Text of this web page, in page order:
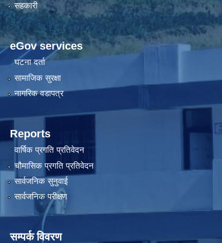
सहकारी
eGov services
घटना दर्ता
सामाजिक सुरक्षा
नागरिक वडापत्र
Reports
वार्षिक प्रगति प्रतिवेदन
चौमासिक प्रगति प्रतिवेदन
सार्वजनिक सुनुवाई
सार्वजनिक परीक्षण
सम्पर्क विवरण